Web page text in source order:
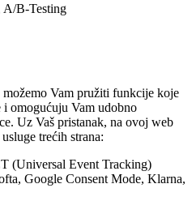
A/B-Testing
Vam pružiti funkcije koje
omogućuju Vam udobno
Uz Vaš pristanak, na ovoj web
trećih strana:
(Universal Event Tracking)
Google Consent Mode, Klarna,